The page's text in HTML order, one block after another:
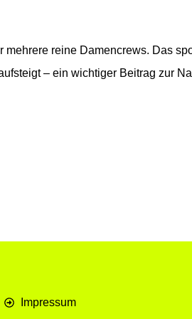
reine Damencrews. Das
– ein wichtiger Beitrag zur
Impressum